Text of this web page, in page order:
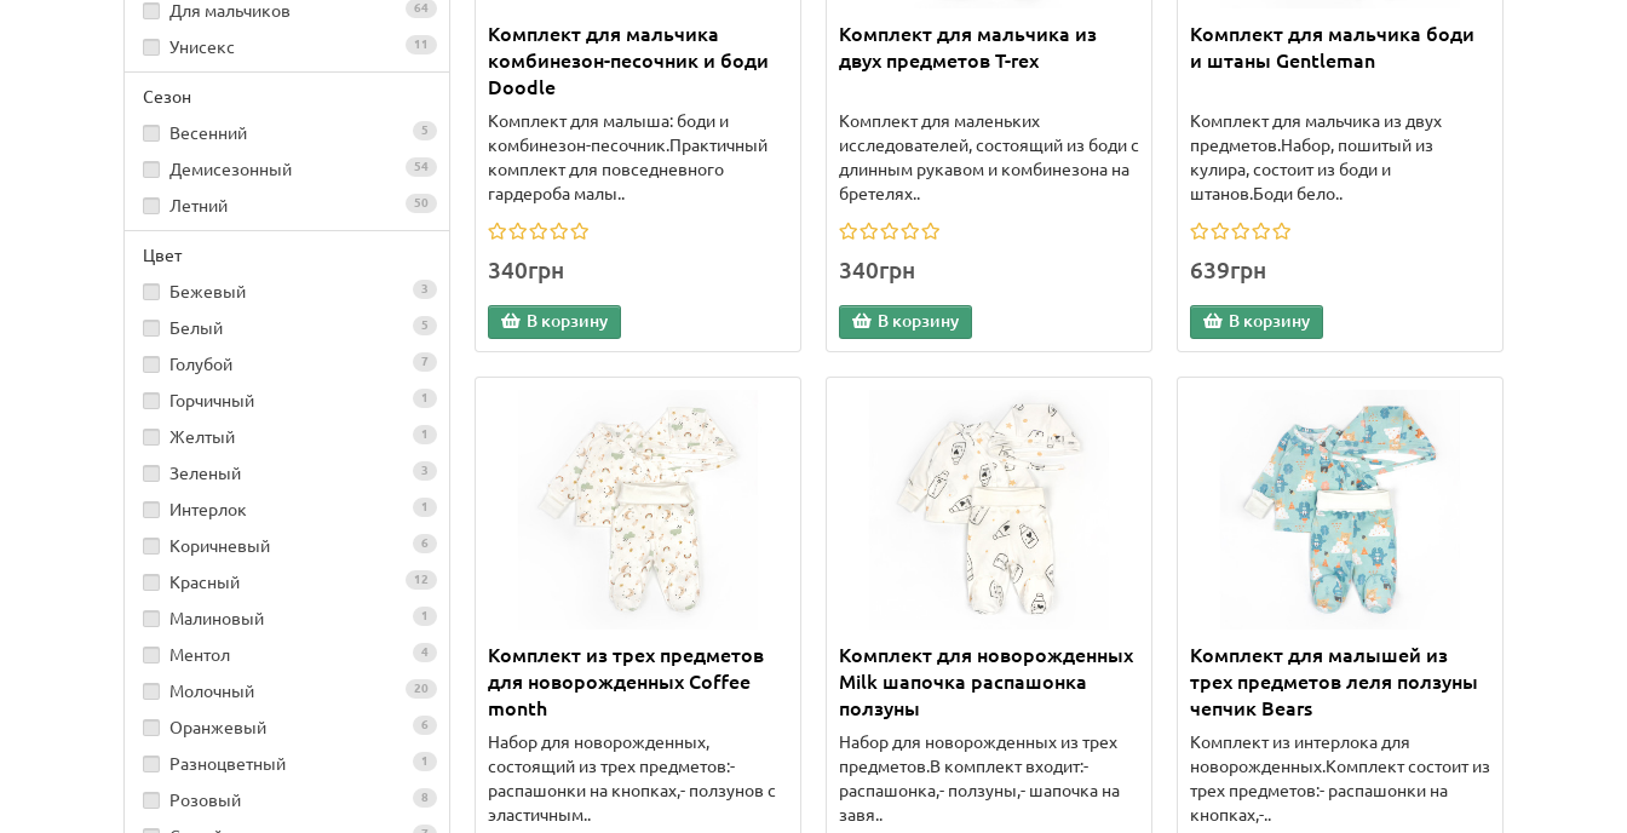
Для мальчиков 64
Унисекс 11
Сезон
Весенний
5
Демисезонный 54
Летний 50
Цвет
Бежевый
3
Белый 5
Голубой 7
Горчичный 1
Желтый 1
Зеленый 3
Интерлок 1
Коричневый 6
Красный 12
Малиновый 1
Ментол 4
Молочный 20
Оранжевый 6
Разноцветный 1
Розовый 8
Комплект для мальчика
комбинезон-песочник и боди
Doodle
Комплект для малыша: боди и
комбинезон-песочник.Практичный
комплект для повседневного
гардероба малы..
340грн
В корзину
Комплект для мальчика из
двух предметов T-rex
Комплект для маленьких
исследователей, состоящий из боди с
длинным рукавом и комбинезона на
бретелях..
340грн
В корзину
Комплект для мальчика боди
и штаны Gentleman
Комплект для мальчика из двух
предметов.Набор, пошитый из
кулира, состоит из боди и
штанов.Боди бело..
639грн
В корзину
Комплект из трех предметов
для новорожденных Coffee
month
Набор для новорожденных,
состоящий из трех предметов:-
распашонки на кнопках,- ползунов с
эластичным..
Комплект для новорожденных
Milk шапочка распашонка
ползуны
Набор для новорожденных из трех
предметов.В комплект входит:-
распашонка,- ползуны,- шапочка на
завя..
Комплект для малышей из
трех предметов леля ползуны
чепчик Bears
Комплект из интерлока для
новорожденных.Комплект состоит из
трех предметов:- распашонки на
кнопках,-..